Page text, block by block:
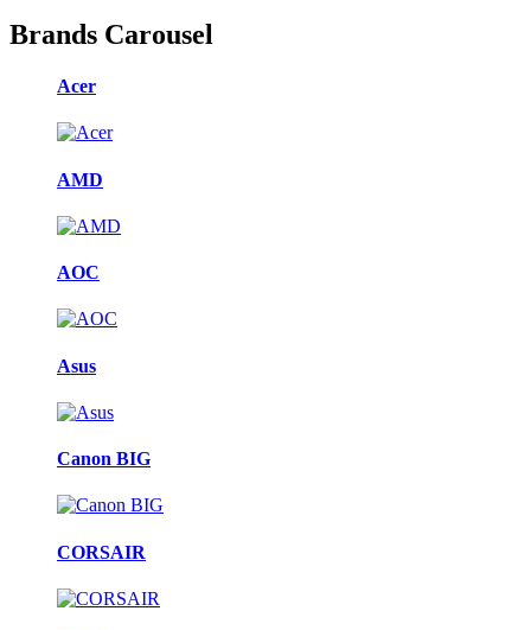
Brands Carousel
Acer
AMD
AOC
Asus
Canon BIG
CORSAIR